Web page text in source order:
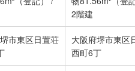
2階建
市東区日置荘
大阪府堺市東区
西町6丁